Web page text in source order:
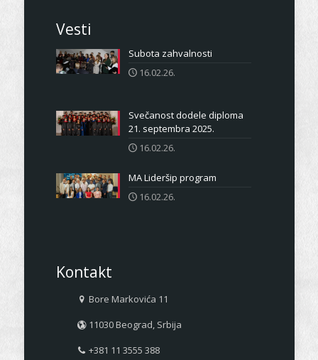
Vesti
Subota zahvalnosti
16.02.26.
Svečanost dodele diploma
21. septembra 2025.
16.02.26.
MA Lideršip program
16.02.26.
Kontakt
Bore Markovića 11
11030 Beograd, Srbija
+381 11 3555 388